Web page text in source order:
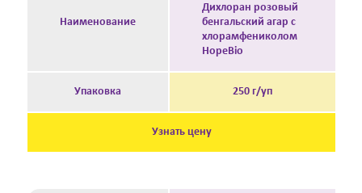
Наименование
Дихлоран розовый
бенгальский агар с
хлорамфениколом
HopeBio
Упаковка 250 г/уп
Узнать цену